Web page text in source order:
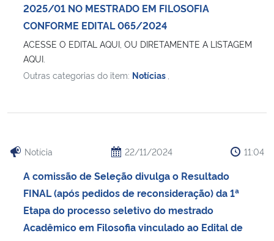
2025/01 NO MESTRADO EM FILOSOFIA
CONFORME EDITAL 065/2024
ACESSE O EDITAL AQUI, OU DIRETAMENTE A LISTAGEM
AQUI.
Outras categorias do item: Notícias
Notícia 22/11/2024 11:04
A comissão de Seleção divulga o Resultado
FINAL (após pedidos de reconsideração) da 1ª
Etapa do processo seletivo do mestrado
Acadêmico em Filosofia vinculado ao Edital de